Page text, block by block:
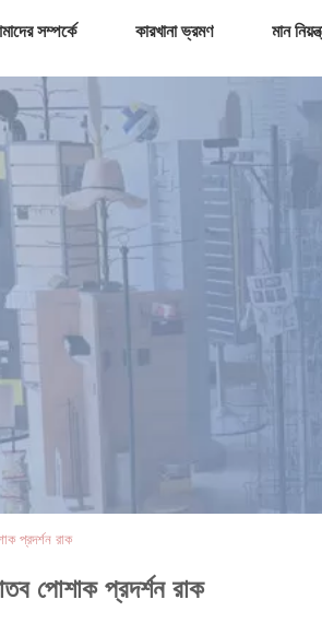
সম্পর্কে কারখানা ভ্রমণ মান
প্রদর্শন রাক
পোশাক প্রদর্শন রাক